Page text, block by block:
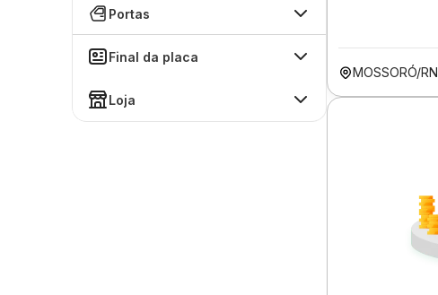
Portas
Final da placa
Loja
MOSSORÓ/RN